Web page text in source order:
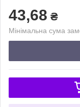
43,68 ₴
Мінімальна сума